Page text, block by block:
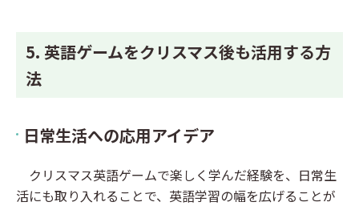
5. 英語ゲームをクリスマス後も活用する方
法
日常生活への応用アイデア
クリスマス英語ゲームで楽しく学んだ経験を、日常生
活にも取り入れることで、英語学習の幅を広げることが